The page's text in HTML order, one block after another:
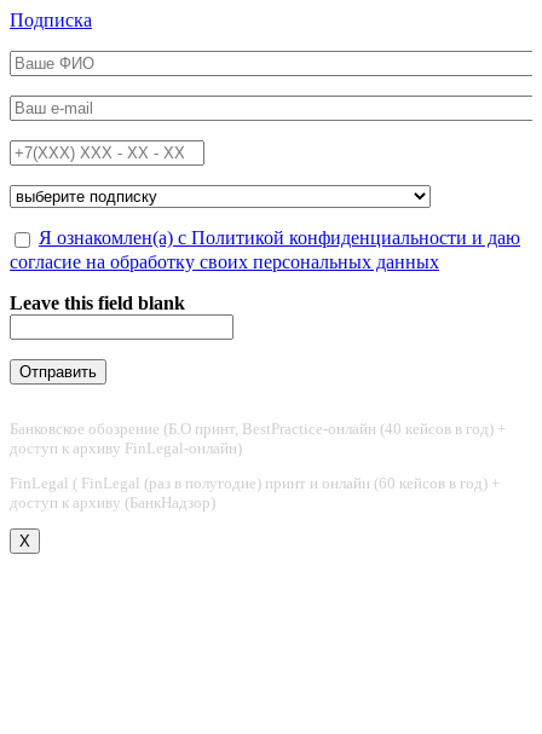
Перейти к основному содержанию
Подписка
ФИО*
Email*
Телефон*
Подписка на*
Обработка персональных данных*
Я ознакомлен(а) с Политикой конфиденциальности и даю
согласие на обработку своих персональных данных
Leave this field blank
Банковское обозрение (Б.О принт, BestPractice-онлайн (40 кейсов в год) +
доступ к архиву FinLegal-онлайн)
FinLegal ( FinLegal (раз в полугодие) принт и онлайн (60 кейсов в год) +
доступ к архиву (БанкНадзор)
X